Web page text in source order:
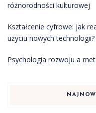
różnorodności kulturowej
Kształcenie cyfrowe: jak
użyciu nowych technologii?
Psychologia rozwoju a